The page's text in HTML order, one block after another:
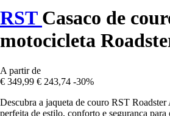
RST Casaco de
motocicleta
A partir de
€ 349,99 € 243,74 -30%
Descubra a jaqueta de couro RST
perfeita de estilo, conforto e segurança